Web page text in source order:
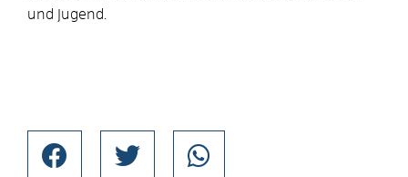
und Jugend.